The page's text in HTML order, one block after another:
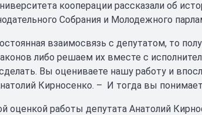
кооперации рассказали об
Собрания и Молодежного
взаимосвязь с депутатом, то
либо решаем их вместе с
Вы оцениваете нашу работу и
Кирносенко. – И тогда вы
оценкой работы депутата Анатолий